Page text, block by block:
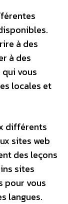
à des
à des
vous
locales et
différents
sites web
des leçons
sites
pour vous
langues.